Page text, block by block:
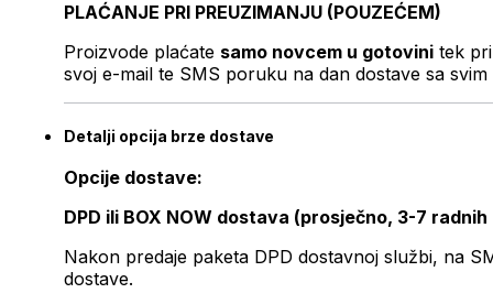
PLAĆANJE PRI PREUZIMANJU (POUZEĆEM)
Proizvode plaćate samo novcem u gotovini tek
svoj e-mail te SMS poruku na dan dostave sa svim
Detalji opcija brze dostave
Opcije dostave:
DPD ili BOX NOW dostava (prosječno, 3-7 radnih
Nakon predaje paketa DPD dostavnoj službi, na
dostave.